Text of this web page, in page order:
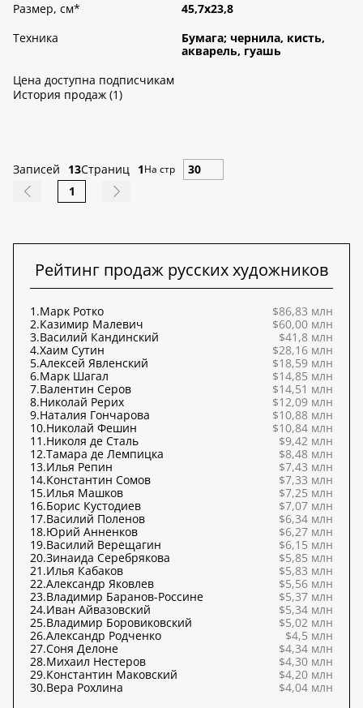
Размер, см*
45,7х23,8
Техника
Бумага; чернила, кисть,
акварель, гуашь
Цена доступна подписчикам
История продаж (1)
Записей 13Страниц 1На стр
1
Рейтинг продаж русских художников
1.Марк Ротко
$86,83 млн
2.Казимир Малевич
$60,00 млн
3.Василий Кандинский
$41,8 млн
4.Хаим Сутин
$28,16 млн
5.Алексей Явленский
$18,59 млн
6.Марк Шагал
$14,85 млн
7.Валентин Серов
$14,51 млн
8.Николай Рерих
$12,09 млн
9.Наталия Гончарова
$10,88 млн
10.Николай Фешин
$10,84 млн
11.Николя де Сталь
$9,42 млн
12.Тамара де Лемпицка
$8,48 млн
13.Илья Репин
$7,43 млн
14.Константин Сомов
$7,33 млн
15.Илья Машков
$7,25 млн
16.Борис Кустодиев
$7,07 млн
17.Василий Поленов
$6,34 млн
18.Юрий Анненков
$6,27 млн
19.Василий Верещагин
$6,15 млн
20.Зинаида Серебрякова
$5,85 млн
21.Илья Кабаков
$5,83 млн
22.Александр Яковлев
$5,56 млн
23.Владимир Баранов-Россине
$5,37 млн
24.Иван Айвазовский
$5,34 млн
25.Владимир Боровиковский
$5,02 млн
26.Александр Родченко
$4,5 млн
27.Соня Делоне
$4,34 млн
28.Михаил Нестеров
$4,30 млн
29.Константин Маковский
$4,20 млн
30.Вера Рохлина $4,04 млн